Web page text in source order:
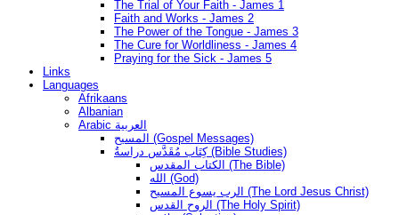
The Trial of Your Faith - James 1
Faith and Works - James 2
The Power of the Tongue - James 3
The Cure for Worldliness - James 4
Praying for the Sick - James 5
Links
Languages
Afrikaans
Albanian
Arabic العربية
المسيح (Gospel Messages)
كِتَاب مُقَدَّس دراسةُ (Bible Studies)
الكتاب المقدس (The Bible)
الله (God)
الرب يسوع المسيح (The Lord Jesus Christ)
الروح القدس (The Holy Spirit)